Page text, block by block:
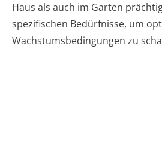
Haus als auch im Garten
spezifischen Bedürfnisse, um
Wachstumsbedingungen zu